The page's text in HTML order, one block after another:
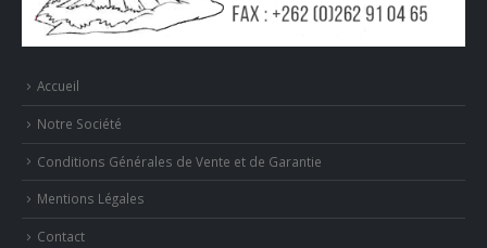
Accueil
Notre Société
Conditions Générales de Vente et de Garantie
Mentions Légales
Contact